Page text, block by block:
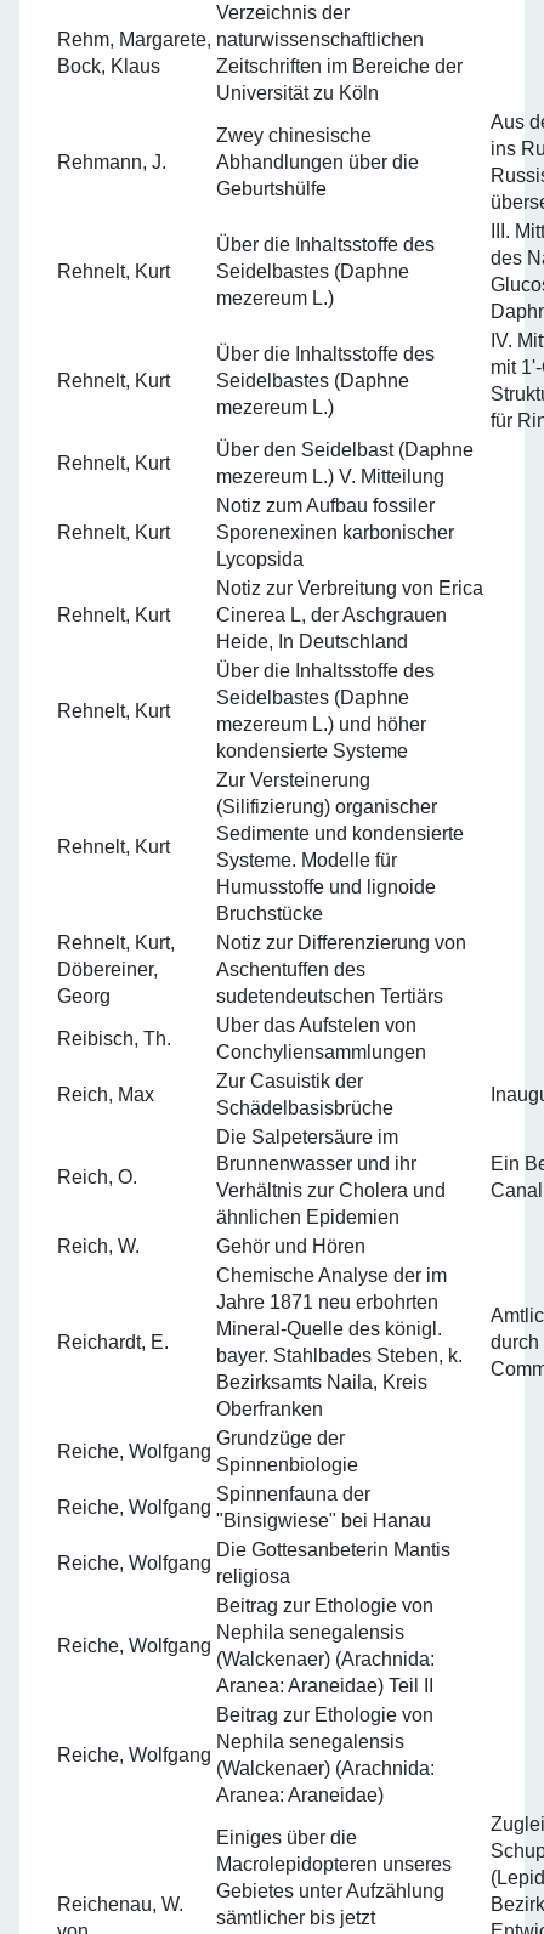
Rehm, Margarete,
Bock, Klaus
Verzeichnis der
naturwissenschaftlichen
Zeitschriften im Bereiche der
Universität zu Köln
Rehmann, J.
Zwey chinesische
Abhandlungen über die
Geburtshülfe
Aus
ins
Rehnelt, Kurt
Über die Inhaltsstoffe des
Seidelbastes (Daphne
mezereum L.)
III.
des
Rehnelt, Kurt
Über die Inhaltsstoffe des
Seidelbastes (Daphne
mezereum L.)
IV.
mit
für
Rehnelt, Kurt
Über den Seidelbast (Daphne
mezereum L.) V. Mitteilung
Rehnelt, Kurt
Notiz zum Aufbau fossiler
Sporenexinen karbonischer
Lycopsida
Rehnelt, Kurt
Notiz zur Verbreitung von Erica
Cinerea L, der Aschgrauen
Heide, In Deutschland
Rehnelt, Kurt
Über die Inhaltsstoffe des
Seidelbastes (Daphne
mezereum L.) und höher
kondensierte Systeme
Rehnelt, Kurt
Zur Versteinerung
(Silifizierung) organischer
Sedimente und kondensierte
Systeme. Modelle für
Humusstoffe und lignoide
Bruchstücke
Rehnelt, Kurt,
Döbereiner,
Georg
Notiz zur Differenzierung von
Aschentuffen des
sudetendeutschen Tertiärs
Reibisch, Th.
Uber das Aufstelen von
Conchyliensammlungen
Reich, Max
Zur Casuistik der
Schädelbasisbrüche
Reich, O.
Die Salpetersäure im
Brunnenwasser und ihr
Verhältnis zur Cholera und
ähnlichen Epidemien
Ein
Reich, W. Gehör und Hören
Reichardt, E.
Chemische Analyse der im
Jahre 1871 neu erbohrten
Mineral-Quelle des königl.
bayer. Stahlbades Steben, k.
Bezirksamts Naila, Kreis
Oberfranken
durch
Reiche, Wolfgang
Grundzüge der
Spinnenbiologie
Reiche, Wolfgang
Spinnenfauna der
"Binsigwiese" bei Hanau
Reiche, Wolfgang
Die Gottesanbeterin Mantis
religiosa
Reiche, Wolfgang
Beitrag zur Ethologie von
Nephila senegalensis
(Walckenaer) (Arachnida:
Aranea: Araneidae) Teil II
Reiche, Wolfgang
Beitrag zur Ethologie von
Nephila senegalensis
(Walckenaer) (Arachnida:
Aranea: Araneidae)
Reichenau, W.
Einiges über die
Macrolepidopteren unseres
Gebietes unter Aufzählung
sämtlicher bis jetzt